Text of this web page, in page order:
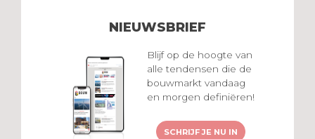
NIEUWSBRIEF
Blijf op de hoogte van
alle tendensen die de
bouwmarkt vandaag
en morgen definiëren!
SCHRIJF JE NU IN